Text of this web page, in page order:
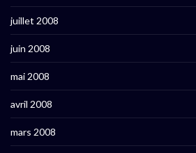
juillet 2008
juin 2008
mai 2008
avril 2008
mars 2008